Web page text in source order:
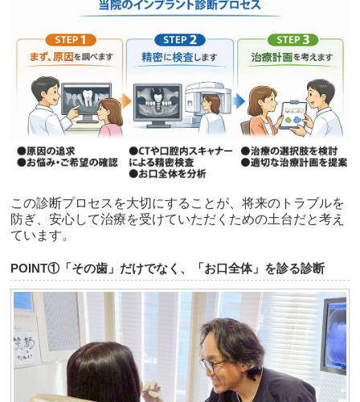
この診断プロセスを大切にすることが、将来のトラブルを
防ぎ、安心して治療を受けていただくための土台だと考え
ています。
POINT①「その歯」だけでなく、「お口全体」を診る診断